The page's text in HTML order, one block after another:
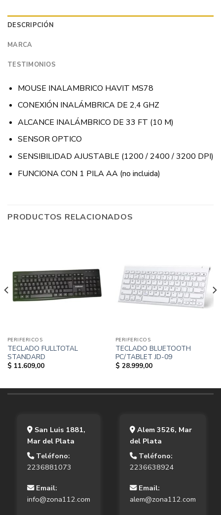
DESCRIPCIÓN
MARCA
TESTIMONIOS
MOUSE INALAMBRICO HAVIT MS78
CONEXIÓN INALÁMBRICA DE 2,4 GHZ
ALCANCE INALÁMBRICO DE 33 FT (10 M)
SENSOR OPTICO
SENSIBILIDAD AJUSTABLE (1200 / 2400 / 3200 DPI)
FUNCIONA CON 1 PILA AA (no incluida)
PRODUCTOS RELACIONADOS
PERIFERICOS
TECLADO FULLTOTAL
STANDARD
$ 11.609,00
PERIFERICOS
TECLADO BLUETOOTH
PC/TABLET JD-09
$ 28.999,00
San Luis 1881,
Mar del Plata
Teléfono:
2236881073
Email:
info@zona112.com
Alem 3526, Mar
del Plata
Teléfono:
2236638924
Email:
alem@zona112.com